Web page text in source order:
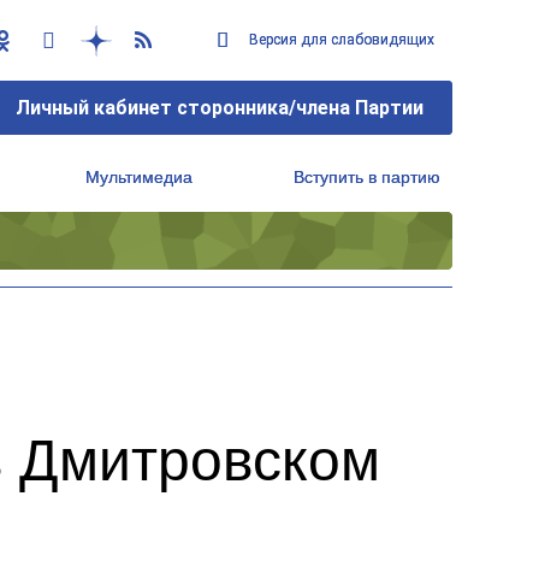
Версия для слабовидящих
Личный кабинет сторонника/члена Партии
Мультимедиа Вступить в партию
Версия для слабовидящих
Личный кабинет сторонника/члена Партии
Мультимедиа Вступить в партию